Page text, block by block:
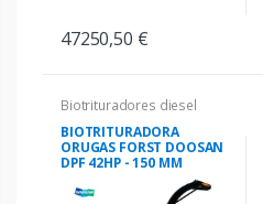
47250,50 €
Biotrituradores diesel
BIOTRITURADORA
ORUGAS FORST DOOSAN
DPF 42HP - 150 MM